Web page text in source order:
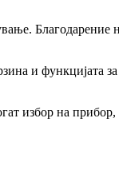
Благодарение
и функцијата за
избор на